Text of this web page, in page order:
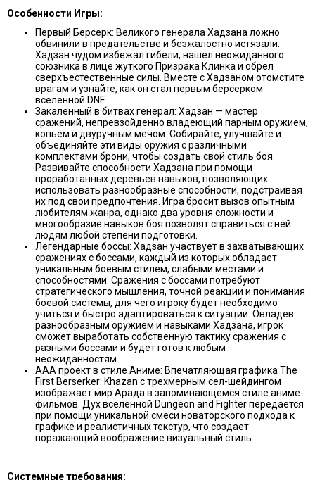
Особенности Игры:
Первый Берсерк: Великого генерала Хадзана ложно
обвинили в предательстве и безжалостно истязали.
Хадзан чудом избежал гибели, нашел неожиданного
союзника в лице жуткого Призрака Клинка и обрел
сверхъестественные силы. Вместе с Хадзаном отомстите
врагам и узнайте, как он стал первым берсерком
вселенной DNF.
Закаленный в битвах генерал: Хадзан — мастер
сражений, непревзойденно владеющий парным оружием,
копьем и двуручным мечом. Собирайте, улучшайте и
объединяйте эти виды оружия с различными
комплектами брони, чтобы создать свой стиль боя.
Развивайте способности Хадзана при помощи
проработанных деревьев навыков, позволяющих
использовать разнообразные способности, подстраивая
их под свои предпочтения. Игра бросит вызов опытным
любителям жанра, однако два уровня сложности и
многообразие навыков боя позволят справиться с ней
людям любой степени подготовки.
Легендарные боссы: Хадзан участвует в захватывающих
сражениях с боссами, каждый из которых обладает
уникальным боевым стилем, слабыми местами и
способностями. Сражения с боссами потребуют
стратегического мышления, точной реакции и понимания
боевой системы, для чего игроку будет необходимо
учиться и быстро адаптироваться к ситуации. Овладев
разнообразным оружием и навыками Хадзана, игрок
сможет выработать собственную тактику сражения с
разными боссами и будет готов к любым
неожиданностям.
ААА проект в стиле Аниме: Впечатляющая графика The
First Berserker: Khazan с трехмерным сел-шейдингом
изображает мир Арада в запоминающемся стиле аниме-
фильмов. Дух вселенной Dungeon and Fighter передается
при помощи уникальной смеси новаторского подхода к
графике и реалистичных текстур, что создает
поражающий воображение визуальный стиль.
Системные требования: